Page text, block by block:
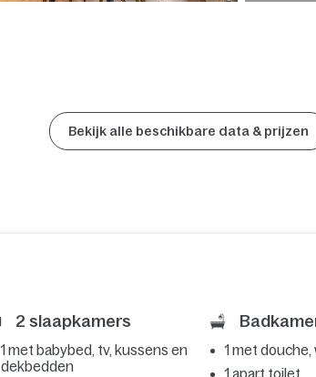
Bekijk alle beschikbare data & prijzen
2 slaapkamers
1 met babybed, tv, kussens en
dekbedden
1 met douche,
1 apart toilet